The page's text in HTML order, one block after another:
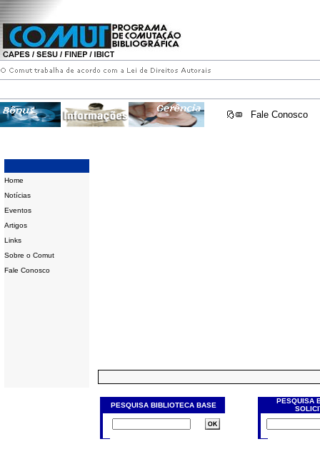
Fale Conosco
Home
Notícias
Eventos
Artigos
Links
Sobre o Comut
Fale Conosco
PESQUISA BIBLIOTECA BASE
PESQUISA